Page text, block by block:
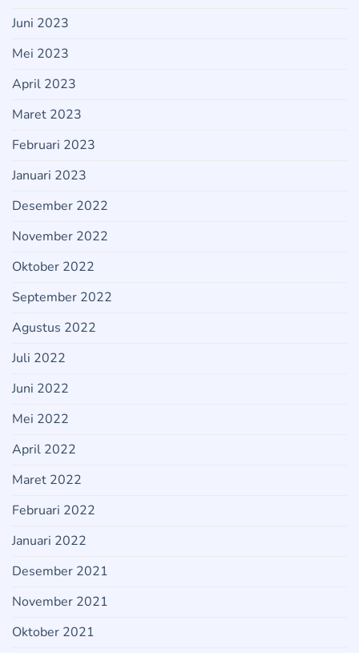
Juni 2023
Mei 2023
April 2023
Maret 2023
Februari 2023
Januari 2023
Desember 2022
November 2022
Oktober 2022
September 2022
Agustus 2022
Juli 2022
Juni 2022
Mei 2022
April 2022
Maret 2022
Februari 2022
Januari 2022
Desember 2021
November 2021
Oktober 2021